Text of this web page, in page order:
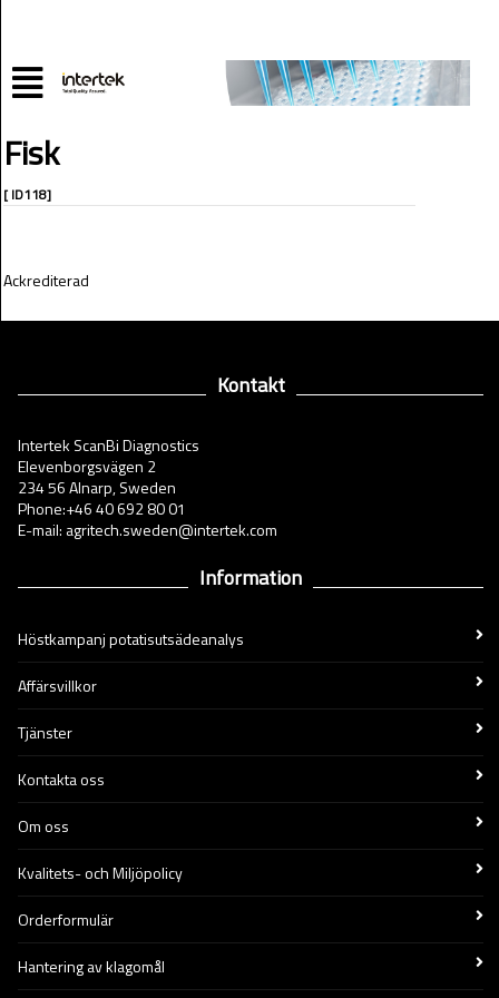
Fisk
[ ID118]
Ackrediterad
Kontakt
Intertek ScanBi Diagnostics
Elevenborgsvägen 2
234 56 Alnarp, Sweden
Phone:+46 40 692 80 01
E-mail: agritech.sweden@intertek.com
Information
Höstkampanj potatisutsädeanalys
Affärsvillkor
Tjänster
Kontakta oss
Om oss
Kvalitets- och Miljöpolicy
Orderformulär
Hantering av klagomål